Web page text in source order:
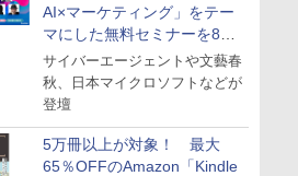
AI×マーケティング」をテー
マにした無料セミナーを8月
27日にオンライン開催
サイバーエージェントや文藝春
秋、日本マイクロソフトなどが
登壇
5万冊以上が対象！ 最大
65％OFFのAmazon「Kindle